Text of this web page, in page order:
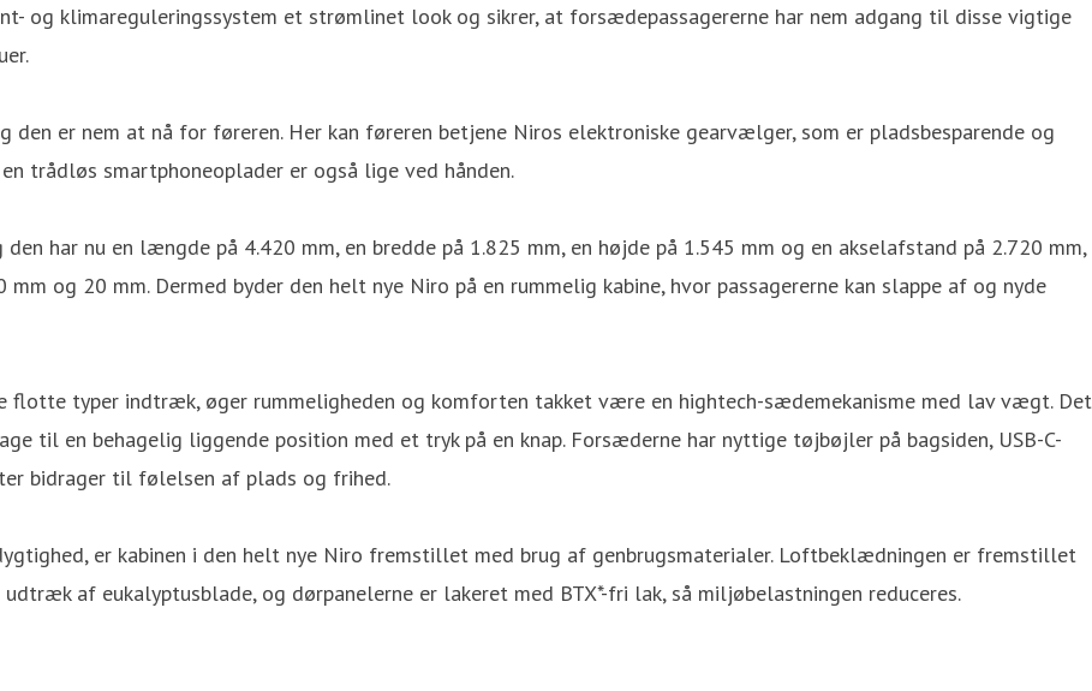
og klimareguleringssystem et strømlinet look og sikrer, at forsædepassagererne har nem adgang til disse vigtige
er nem at nå for føreren. Her kan føreren betjene Niros elektroniske gearvælger, som er pladsbesparende og
trådløs smartphoneoplader er også lige ved hånden.
har nu en længde på 4.420 mm, en bredde på 1.825 mm, en højde på 1.545 mm og en akselafstand på 2.720 mm,
og 20 mm. Dermed byder den helt nye Niro på en rummelig kabine, hvor passagererne kan slappe af og nyde
flotte typer indtræk, øger rummeligheden og komforten takket være en hightech-sædemekanisme med lav vægt. Det
en behagelig liggende position med et tryk på en knap. Forsæderne har nyttige tøjbøjler på bagsiden, USB-C-
bidrager til følelsen af plads og frihed.
er kabinen i den helt nye Niro fremstillet med brug af genbrugsmaterialer. Loftbeklædningen er fremstillet
af eukalyptusblade, og dørpanelerne er lakeret med BTX*-fri lak, så miljøbelastningen reduceres.